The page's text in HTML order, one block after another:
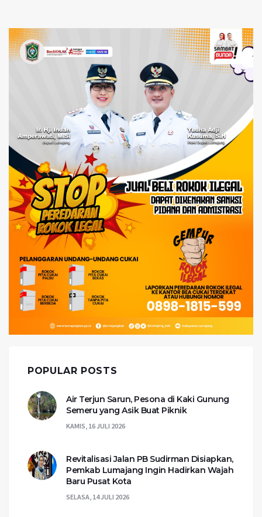
POPULAR POSTS
Air Terjun Sarun, Pesona di Kaki Gunung
Semeru yang Asik Buat Piknik
KAMIS, 16 JULI 2026
Revitalisasi Jalan PB Sudirman Disiapkan,
Pemkab Lumajang Ingin Hadirkan Wajah
Baru Pusat Kota
SELASA, 14 JULI 2026